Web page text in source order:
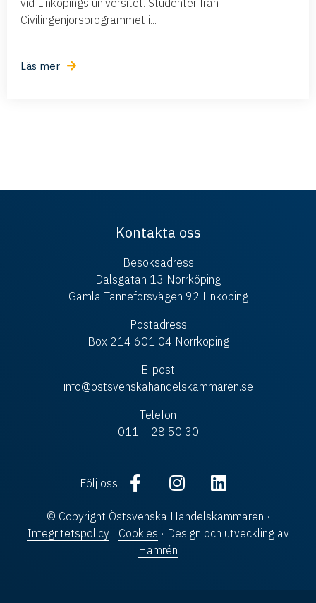
Civilingenjörsprogrammet i...
Läs mer
Kontakta oss
Besöksadress
Dalsgatan 13 Norrköping
Gamla Tanneforsvägen 92 Linköping
Postadress
Box 214 601 04 Norrköping
E-post
info@ostsvenskahandelskammaren.se
Telefon
011 – 28 50 30
Följ oss
© Copyright Östsvenska Handelskammaren ·
Integritetspolicy · Cookies · Design och utveckling av
Hamrén